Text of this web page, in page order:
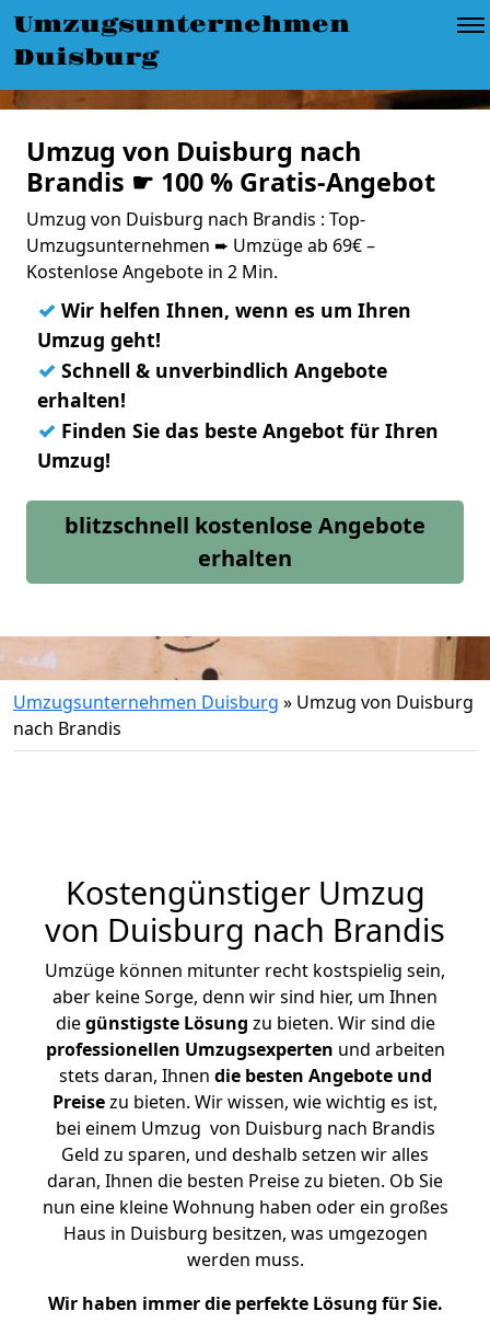
Umzugsunternehmen
Duisburg
Umzug von Duisburg nach
Brandis ☛ 100 % Gratis-Angebot
Umzug von Duisburg nach Brandis : Top-
Umzugsunternehmen ➨ Umzüge ab 69€ –
Kostenlose Angebote in 2 Min.
✓ Wir helfen Ihnen, wenn es um Ihren
Umzug geht!
✓ Schnell & unverbindlich Angebote
erhalten!
✓ Finden Sie das beste Angebot für Ihren
Umzug!
blitzschnell kostenlose Angebote
erhalten
Umzugsunternehmen Duisburg » Umzug von Duisburg
nach Brandis
Kostengünstiger Umzug
von Duisburg nach Brandis
Umzüge können mitunter recht kostspielig sein,
aber keine Sorge, denn wir sind hier, um Ihnen
diegünstigste Lösung zu bieten. Wir sind die
professionellen Umzugsexperten und arbeiten
stets daran, Ihnen die besten Angebote und
Preisezu bieten. Wir wissen, wie wichtig es ist,
bei einem Umzug von Duisburg nach Brandis
Geld zu sparen, und deshalb setzen wir alles
daran, Ihnen die besten Preise zu bieten. Ob Sie
nun eine kleine Wohnung haben oder ein großes
Haus in Duisburg besitzen, was umgezogen
werden muss.
Wir haben immer die perfekte Lösung für Sie.